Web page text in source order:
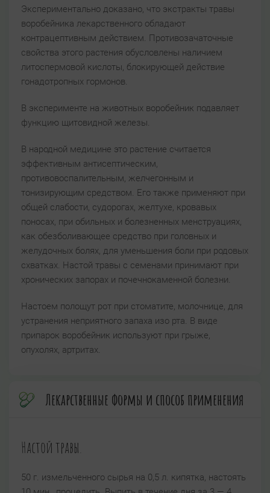
Экспериментально доказано, что экстракты травы
воробейника лекарственного обладают
контрацептивным действием. Противозачаточные
свойства этого растения обусловлены наличием
литоспермовой кислоты, блокирующей действие
гонадотропных гормонов.
В эксперименте на животных воробейник подавляет
функцию щитовидной железы.
В народной медицине это растение считается
эффективным антисептическим,
противовоспалительным, желчегонным и
тонизирующим средством. Его также применяют при
общей слабости, судорогах, желтухе, кровавых
поносах, при обильных и болезненных менструациях,
как обезболивающее средство при головных и
желудочных болях, для уменьшения боли при родовых
схватках. Настой травы с семенами принимают при
хронических запорах и почечнокаменной болезни.
Настоем полощут рот при стоматите, молочнице, для
устранения неприятного запаха изо рта. В виде
припарок воробейник используют при грыже,
опухолях, артритах.
Лекарственные формы и способ применения
Настой травы.
50 г. измельченного сырья на 0,5 л. кипятка, настоять